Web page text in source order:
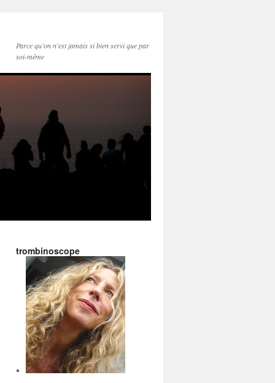
Parce qu'on n'est jamais si bien servi que par
soi-même
trombinoscope